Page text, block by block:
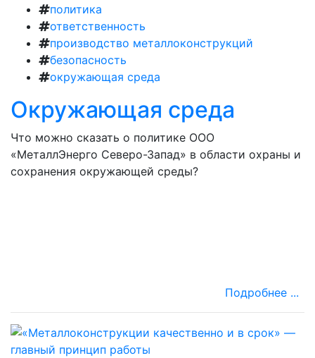
политика
ответственность
производство металлоконструкций
безопасность
окружающая среда
Окружающая среда
Что можно сказать о политике ООО
«МеталлЭнерго Северо-Запад» в области охраны и
сохранения окружающей среды?
Подробнее ...